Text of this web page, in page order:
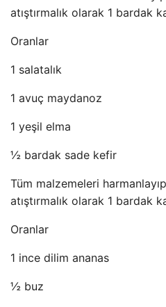
atıştırmalık olarak 1 bardak
Oranlar
1 salatalık
1 avuç maydanoz
1 yeşil elma
½ bardak sade kefir
Tüm malzemeleri
atıştırmalık olarak 1 bardak
Oranlar
1 ince dilim ananas
½ buz